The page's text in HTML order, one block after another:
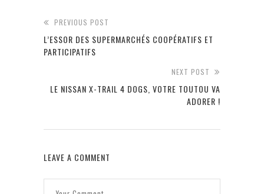
PREVIOUS POST
L’ESSOR DES SUPERMARCHÉS COOPÉRATIFS ET
PARTICIPATIFS
NEXT POST
LE NISSAN X-TRAIL 4 DOGS, VOTRE TOUTOU VA
ADORER !
LEAVE A COMMENT